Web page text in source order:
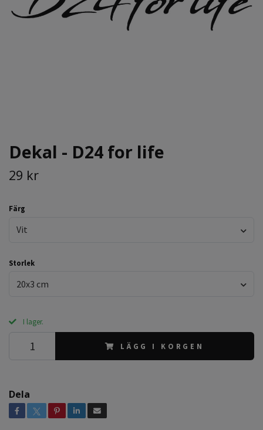
Dekal - D24 for life
29 kr
Färg
Vit
Storlek
20x3 cm
I lager.
LÄGG I KORGEN
Dela